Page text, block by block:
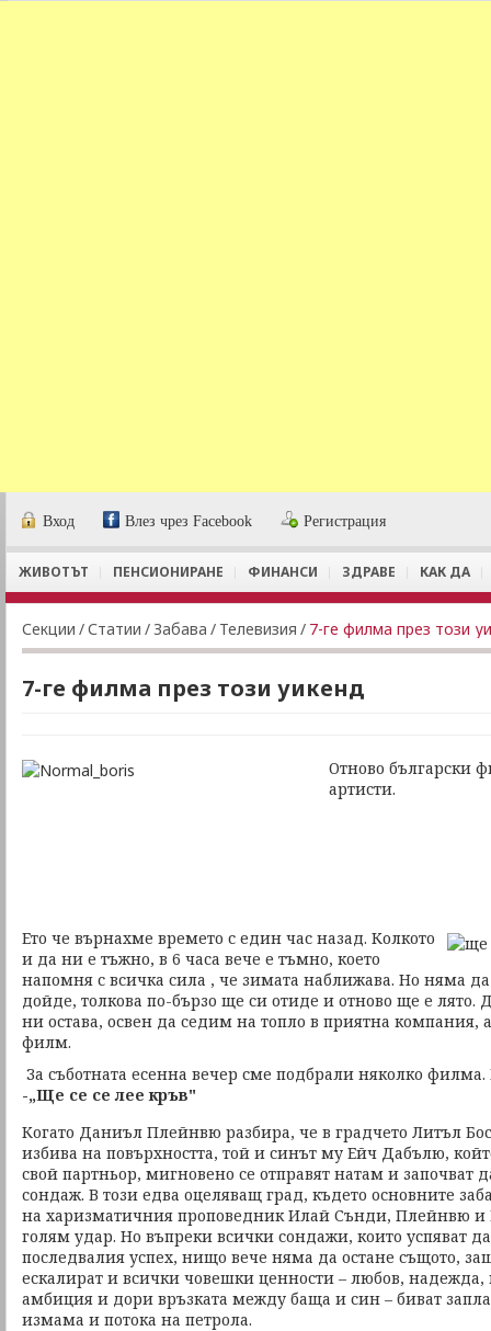
Вход Влез чрез Facebook Регистрация
ЖИВОТЪТ ПЕНСИОНИРАНЕ ФИНАНСИ ЗДРАВЕ КАК ДА
Секции /Статии / Забава / Телевизия / 7-ге филма през този
7-ге филма през този уикенд
Отново български
артисти.
Ето че върнахме времето с един час назад. Колкото
и да ни е тъжно, в 6 часа вече е тъмно, което
напомня с всичка сила , че зимата наближава. Но няма
дойде, толкова по-бързо ще си отиде и отново ще е лято.
ни остава, освен да седим на топло в приятна компания,
филм.
За съботната есенна вечер сме подбрали няколко
-„Ще се се лее кръв"
Когато Даниъл Плейнвю разбира, че в градчето Литъл
избива на повърхността, той и синът му Ейч Дабълю,
свой партньор, мигновено се отправят натам и започват
сондаж. В този едва оцеляващ град, където основните
на харизматичния проповедник Илай Сънди, Плейнвю и
голям удар. Но въпреки всички сондажи, които успяват
последвалия успех, нищо вече няма да остане същото,
ескалират и всички човешки ценности – любов, надежда,
амбиция и дори връзката между баща и син – биват
измама и потока на петрола.